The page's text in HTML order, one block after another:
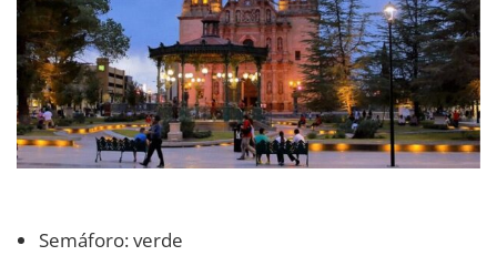
Semáforo: verde